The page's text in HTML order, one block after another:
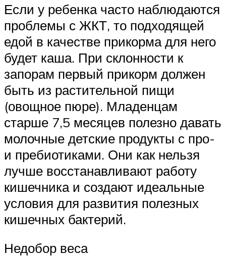
Если у ребенка часто наблюдаются
проблемы с ЖКТ, то подходящей
едой в качестве прикорма для него
будет каша. При склонности к
запорам первый прикорм должен
быть из растительной пищи
(овощное пюре). Младенцам
старше 7,5 месяцев полезно давать
молочные детские продукты с про-
и пребиотиками. Они как нельзя
лучше восстанавливают работу
кишечника и создают идеальные
условия для развития полезных
кишечных бактерий.
Недобор веса